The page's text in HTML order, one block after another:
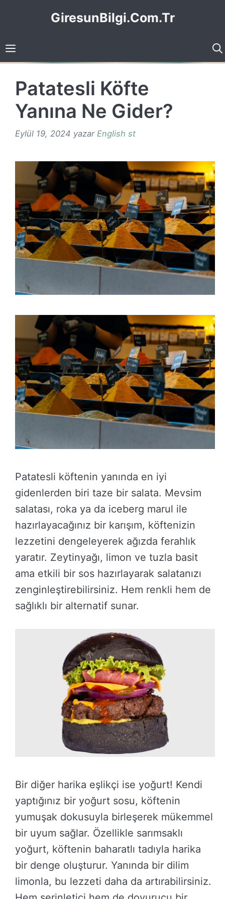
GiresunBilgi.Com.Tr
Patatesli Köfte
Yanına Ne Gider?
Eylül 19, 2024 yazar English st
Patatesli köftenin yanında en iyi
gidenlerden biri taze bir salata. Mevsim
salatası, roka ya da iceberg marul ile
hazırlayacağınız bir karışım, köftenizin
lezzetini dengeleyerek ağızda ferahlık
yaratır. Zeytinyağı, limon ve tuzla basit
ama etkili bir sos hazırlayarak salatanızı
zenginleştirebilirsiniz. Hem renkli hem de
sağlıklı bir alternatif sunar.
Bir diğer harika eşlikçi ise yoğurt! Kendi
yaptığınız bir yoğurt sosu, köftenin
yumuşak dokusuyla birleşerek mükemmel
bir uyum sağlar. Özellikle sarımsaklı
yoğurt, köftenin baharatlı tadıyla harika
bir denge oluşturur. Yanında bir dilim
limonla, bu lezzeti daha da artırabilirsiniz.